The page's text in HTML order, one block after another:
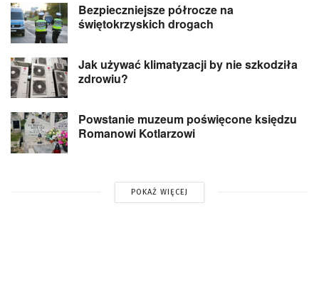
Bezpieczniejsze półrocze na
świętokrzyskich drogach
Jak używać klimatyzacji by nie szkodziła
zdrowiu?
Powstanie muzeum poświęcone księdzu
Romanowi Kotlarzowi
POKAŻ WIĘCEJ